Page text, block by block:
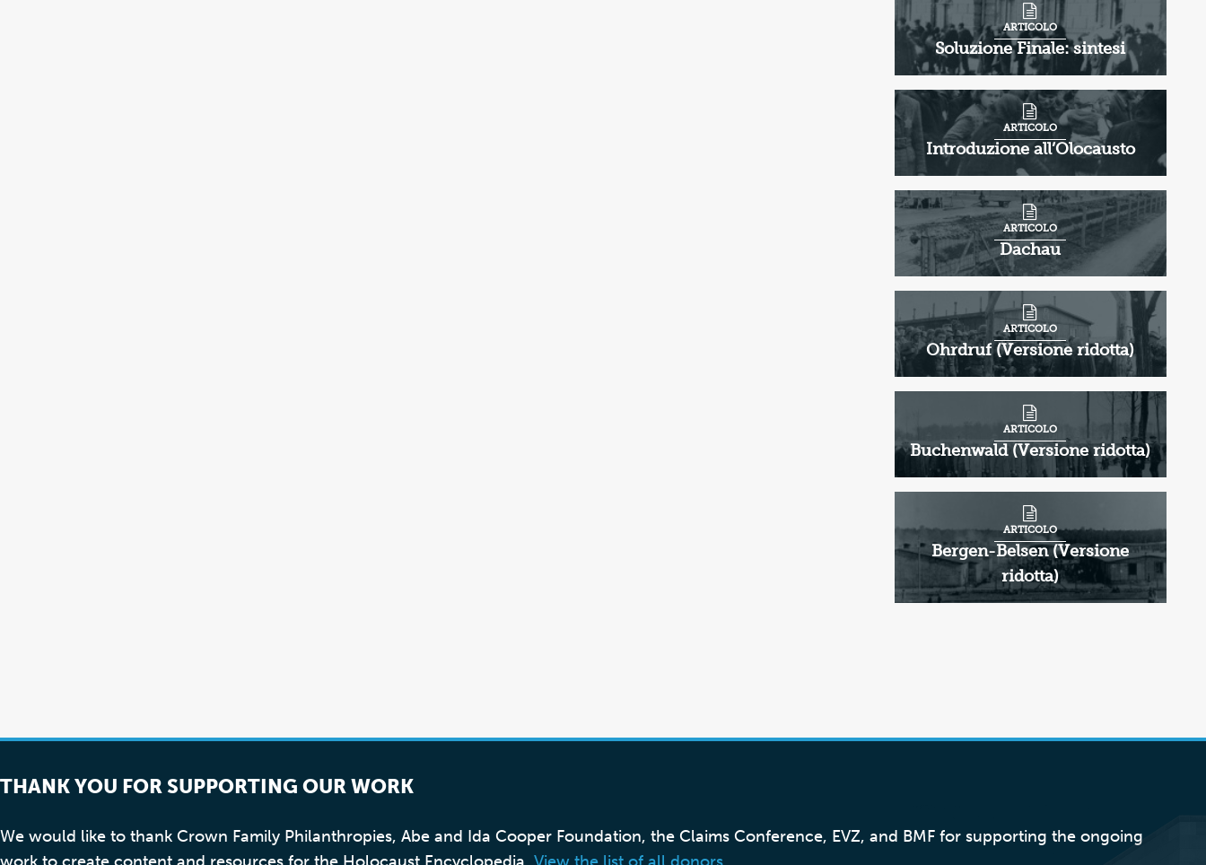
Soluzione Finale: sintesi
ARTICOLO
Introduzione all’Olocausto
ARTICOLO
Dachau
ARTICOLO
Ohrdruf (Versione ridotta)
ARTICOLO
Buchenwald (Versione ridotta)
ARTICOLO
Bergen-Belsen (Versione
ridotta)
ARTICOLO
THANK YOU FOR SUPPORTING OUR WORK
We would like to thank Crown Family Philanthropies, Abe and Ida Cooper Foundation, the Claims Conference, EVZ, and BMF for supporting the ongoing